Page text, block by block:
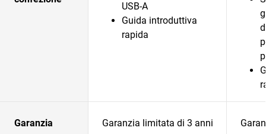
USB-A
Guida introduttiva
rapida
Garanzia Garanzia limitata di 3 anni